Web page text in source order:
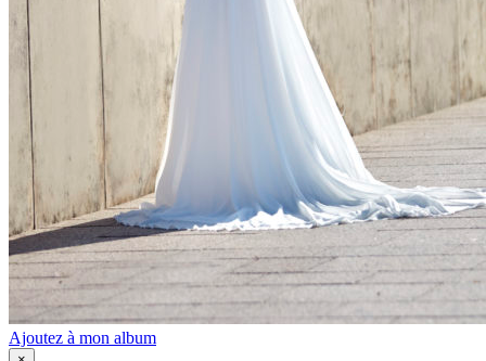
Ajoutez à mon album